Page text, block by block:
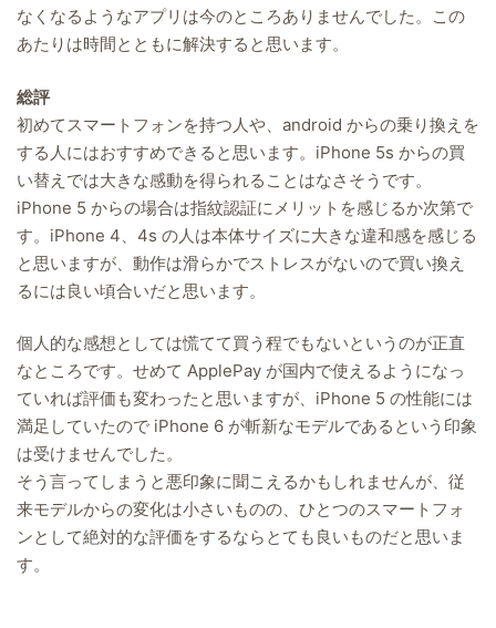
なくなるようなアプリは今のところありませんでした。この
あたりは時間とともに解決すると思います。
総評
初めてスマートフォンを持つ人や、android からの乗り換えを
する人にはおすすめできると思います。iPhone 5s からの買
い替えでは大きな感動を得られることはなさそうです。
iPhone 5 からの場合は指紋認証にメリットを感じるか次第で
す。iPhone 4、4s の人は本体サイズに大きな違和感を感じる
と思いますが、動作は滑らかでストレスがないので買い換え
るには良い頃合いだと思います。
個人的な感想としては慌てて買う程でもないというのが正直
なところです。せめて ApplePay が国内で使えるようになっ
ていれば評価も変わったと思いますが、iPhone 5 の性能には
満足していたので iPhone 6 が斬新なモデルであるという印象
は受けませんでした。
そう言ってしまうと悪印象に聞こえるかもしれませんが、従
来モデルからの変化は小さいものの、ひとつのスマートフォ
ンとして絶対的な評価をするならとても良いものだと思いま
す。